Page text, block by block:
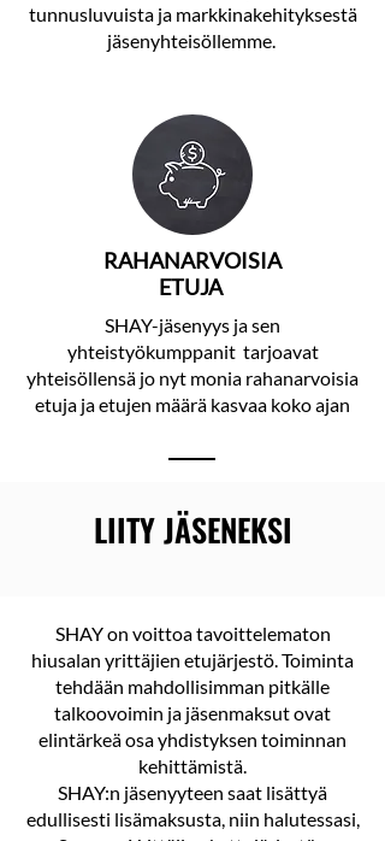
tunnusluvuista ja markkinakehityksestä
jäsenyhteisöllemme.
RAHANARVOISIA
ETUJA
SHAY-jäsenyys ja sen
yhteistyökumppanit tarjoavat
yhteisöllensä jo nyt monia rahanarvoisia
etuja ja etujen määrä kasvaa koko ajan
LIITY JÄSENEKSI
SHAY on voittoa tavoittelematon
hiusalan yrittäjien etujärjestö.Toiminta
tehdään mahdollisimman pitkälle
talkoovoimin ja jäsenmaksut ovat
elintärkeä osa yhdistyksen toiminnan
kehittämistä.
SHAY:n jäsenyyteen saat lisättyä
edullisesti lisämaksusta, niin halutessasi,